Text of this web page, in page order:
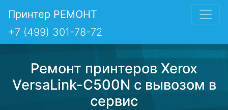
Принтер РЕМОНТ
+7 (499) 301-78-72
Ремонт принтеров Xerox
VersaLink-C500N с вывозом в
сервис